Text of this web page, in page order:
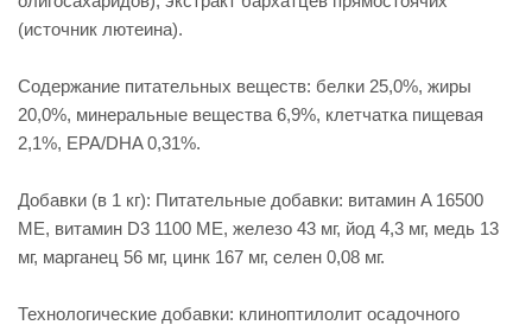
(источник лютеина).
Содержание питательных веществ: белки 25,0%, жиры
20,0%, минеральные вещества 6,9%, клетчатка пищевая
2,1%, EPA/DHA 0,31%.
Добавки (в 1 кг): Питательные добавки: витамин A 16500
ME, витамин D3 1100 ME, железо 43 мг, йод 4,3 мг, медь 13
мг, марганец 56 мг, цинк 167 мг, сeлeн 0,08 мг.
Технологические добавки: клиноптилолит осадочного